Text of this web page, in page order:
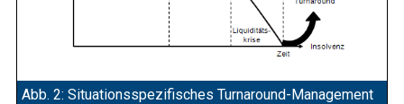
Abb. 2: Situationsspezifisches Turnaround-Management